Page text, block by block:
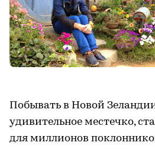
Побывать в Новой
удивительное местечко,
для миллионов